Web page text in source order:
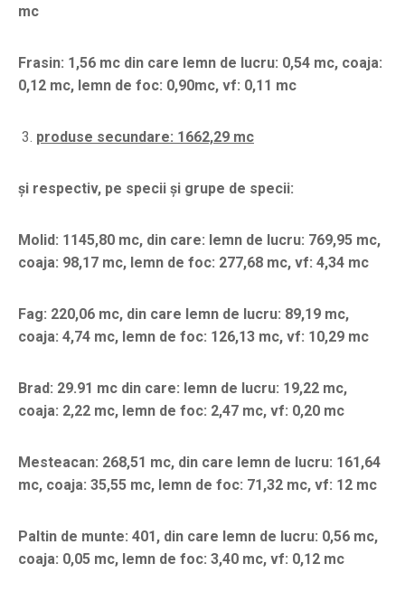
mc
Frasin: 1,56 mc din care lemn de lucru: 0,54 mc, coaja:
0,12 mc, lemn de foc: 0,90mc, vf: 0,11 mc
produse secundare: 1662,29 mc
și respectiv, pe specii și grupe de specii:
Molid: 1145,80 mc, din care: lemn de lucru: 769,95 mc,
coaja: 98,17 mc, lemn de foc: 277,68 mc, vf: 4,34 mc
Fag: 220,06 mc, din care lemn de lucru: 89,19 mc,
coaja: 4,74 mc, lemn de foc: 126,13 mc, vf: 10,29 mc
Brad: 29.91 mc din care: lemn de lucru: 19,22 mc,
coaja: 2,22 mc, lemn de foc: 2,47 mc, vf: 0,20 mc
Mesteacan: 268,51 mc, din care lemn de lucru: 161,64
mc, coaja: 35,55 mc, lemn de foc: 71,32 mc, vf: 12 mc
Paltin de munte: 401, din care lemn de lucru: 0,56 mc,
coaja: 0,05 mc, lemn de foc: 3,40 mc, vf: 0,12 mc